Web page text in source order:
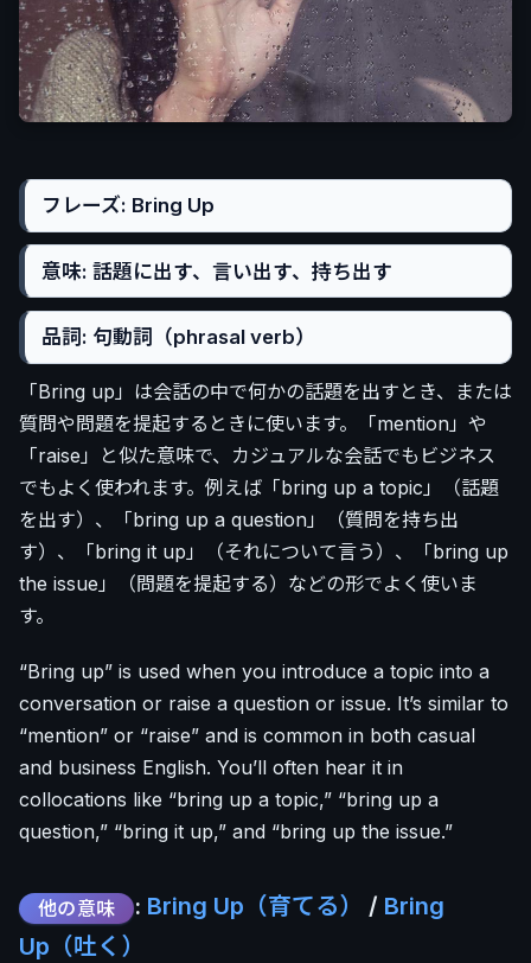
フレーズ: Bring Up
意味: 話題に出す、言い出す、持ち出す
品詞: 句動詞（phrasal verb）
「Bring up」は会話の中で何かの話題を出すとき、または
質問や問題を提起するときに使います。「mention」や
「raise」と似た意味で、カジュアルな会話でもビジネス
でもよく使われます。例えば「bring up a topic」（話題
を出す）、「bring up a question」（質問を持ち出
す）、「bring it up」（それについて言う）、「bring up
the issue」（問題を提起する）などの形でよく使いま
す。
“Bring up” is used when you introduce a topic into a
conversation or raise a question or issue. It’s similar to
“mention” or “raise” and is common in both casual
and business English. You’ll often hear it in
collocations like “bring up a topic,” “bring up a
question,” “bring it up,” and “bring up the issue.”
他の意味 : Bring Up（育てる） / Bring
Up（吐く）